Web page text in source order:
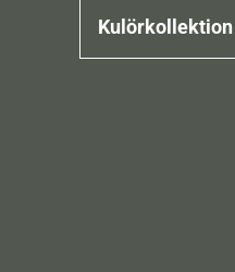
Kulörkollektion